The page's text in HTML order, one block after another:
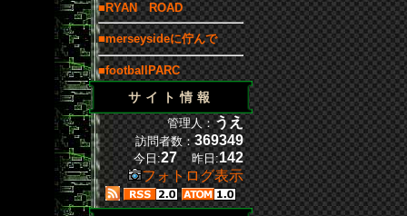
■RYAN ROAD
■merseysideに佇んで
■footballPARC
サイト情報
管理人：うえ
訪問者数：369349
今日:27 昨日:142
フォトログ表示